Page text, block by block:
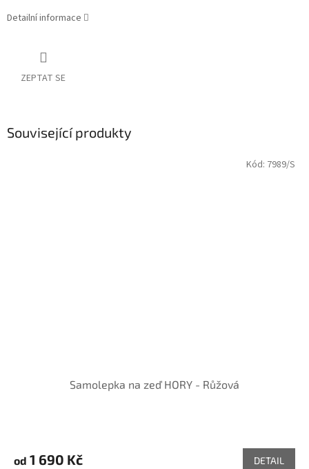
Detailní informace
ZEPTAT SE
Související produkty
Samolepka na zeď HORY - Růžová
od 1 690 Kč DETAIL
Kód: 7989/S